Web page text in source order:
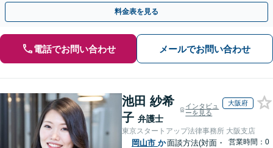
事務所です。
料金表を見る
電話でお問い合わせ メールでお問い合わせ
池田 紗希
子 弁護士
インタビュ
ーを見る
大阪府
東京スタートアップ法律事務所 大阪支店
岡山市 か面談方法(対面・
営業時間：0